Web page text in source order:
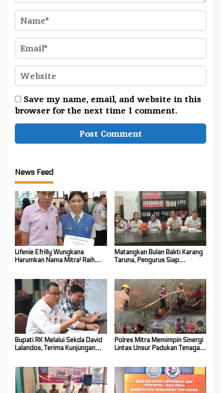
Save my name, email, and website in this
browser for the next time I comment.
News Feed
Lifenie Efrilly Wungkana
Harumkan Nama Mitra! Raih
Matangkan Bulan Bakti Karang
Taruna, Pengurus Siap
Bupati RK Melalui Sekda David
Lalandos, Terima Kunjungan
Polres Mitra Memimpin Sinergi
Lintas Unsur Padukan Tenaga